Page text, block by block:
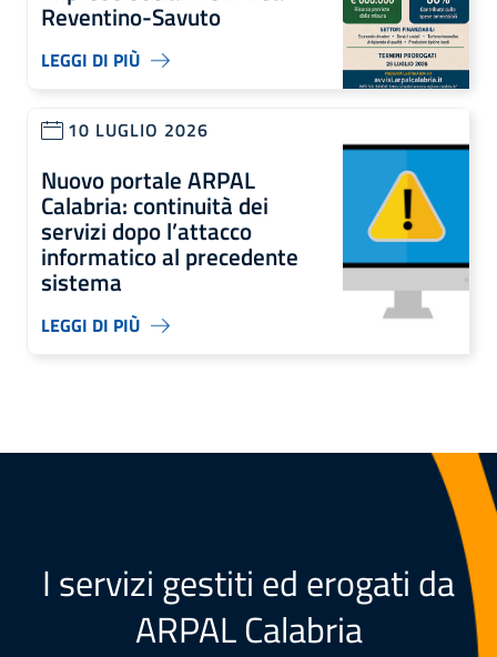
Reventino-Savuto
LEGGI DI PIÙ
10 LUGLIO 2026
Nuovo portale ARPAL
Calabria: continuità dei
servizi dopo l’attacco
informatico al precedente
sistema
LEGGI DI PIÙ
I servizi gestiti ed erogati da
ARPAL Calabria